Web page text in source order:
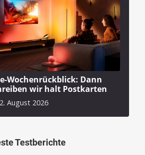
Wochenrückblick: Dann
wir halt Postkarten
2. August 2026
Testberichte